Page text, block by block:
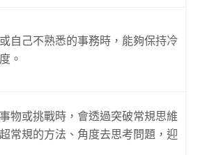
自己不熟悉的事務時，能夠保持冷
。
物或挑戰時，會透過突破常規思維
常規的方法、角度去思考問題，迎